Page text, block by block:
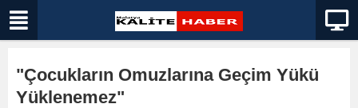
"Çocukların Omuzlarına Geçim Yükü
Yüklenemez"